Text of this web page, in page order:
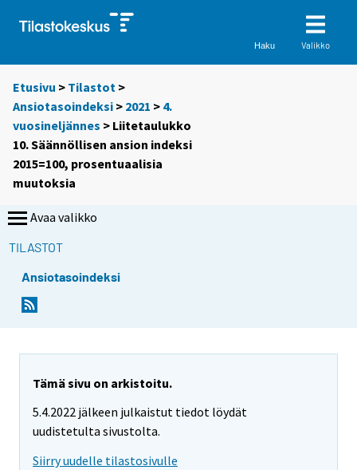
Haku Valikko
Etusivu > Tilastot >
Ansiotasoindeksi > 2021 > 4.
vuosineljännes > Liitetaulukko
10. Säännöllisen ansion indeksi
2015=100, prosentuaalisia
muutoksia
Avaa valikko
TILASTOT
Ansiotasoindeksi
Tämä sivu on arkistoitu.
5.4.2022 jälkeen julkaistut tiedot löydät
uudistetulta sivustolta.
Siirry uudelle tilastosivulle